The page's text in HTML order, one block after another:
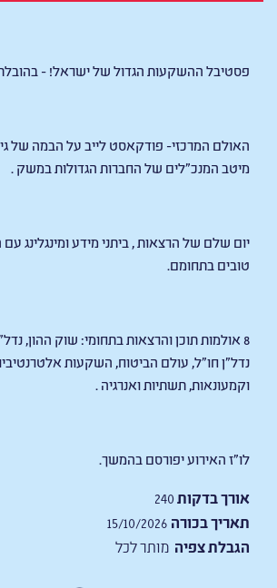
פסטיבל ההשקעות הגדול של ישראל! - בהובלת
האולם המרכזי- פודקאסט לייב על הבמה של
מיטב המנכ"לים של החברות הגדולות במשק .
יום שלם של הרצאות , ביתני מידע ומינגלינג
טובים בתחומם.
8 אולמות תוכן והרצאות בתחומי: שוק ההון,
נדל"ן חו"ל, עולם הביטוח, השקעות
וקמעונאות, תשתיות ואנרגיה .
לו"ז האירוע יפורסם בהמשך.
אורך בדקות
תאריך בכורה
הגבלת צפיה מותר לכל